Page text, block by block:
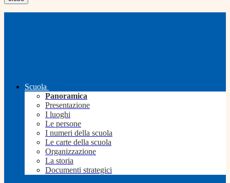
Scuola
Panoramica
Presentazione
I luoghi
Le persone
I numeri della scuola
Le carte della scuola
Organizzazione
La storia
Documenti strategici